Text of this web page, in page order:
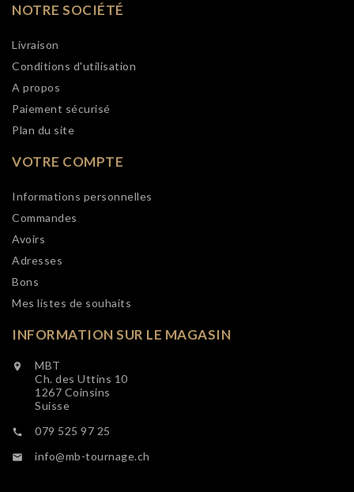
NOTRE SOCIÉTÉ
Livraison
Conditions d'utilisation
A propos
Paiement sécurisé
Plan du site
VOTRE COMPTE
Informations personnelles
Commandes
Avoirs
Adresses
Bons
Mes listes de souhaits
INFORMATION SUR LE MAGASIN

MBT
Ch. des Uttins 10
1267 Coinsins
Suisse
 079 525 97 25
 info@mb-tournage.ch